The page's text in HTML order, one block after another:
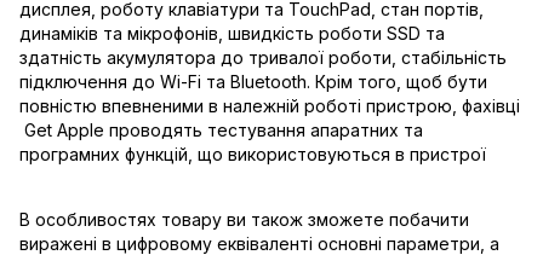
дисплея, роботу клавіатури та TouchPad, стан портів,
динаміків та мікрофонів, швидкість роботи SSD та
здатність акумулятора до тривалої роботи, стабільність
підключення до Wi-Fi та Bluetooth. Крім того, щоб бути
повністю впевненими в належній роботі пристрою, фахівці
Get Apple проводять тестування апаратних та
програмних функцій, що використовуються в пристрої
В особливостях товару ви також зможете побачити
виражені в цифровому еквіваленті основні параметри, а